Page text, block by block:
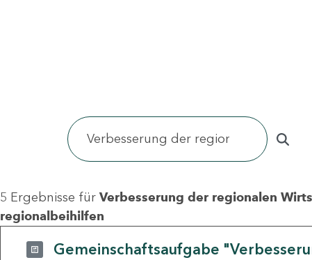
5 Ergebnisse für Verbesserung der regionalen
regionalbeihilfen
Gemeinschaftsaufgabe